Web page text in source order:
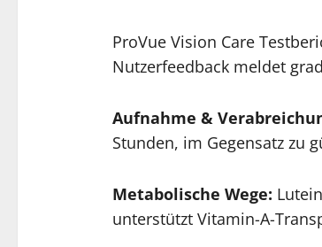
ProVue Vision Care
Nutzerfeedback meldet
Aufnahme &
Stunden, im Gegensatz zu
Metabolische Wege:
unterstützt Vitamin-A-